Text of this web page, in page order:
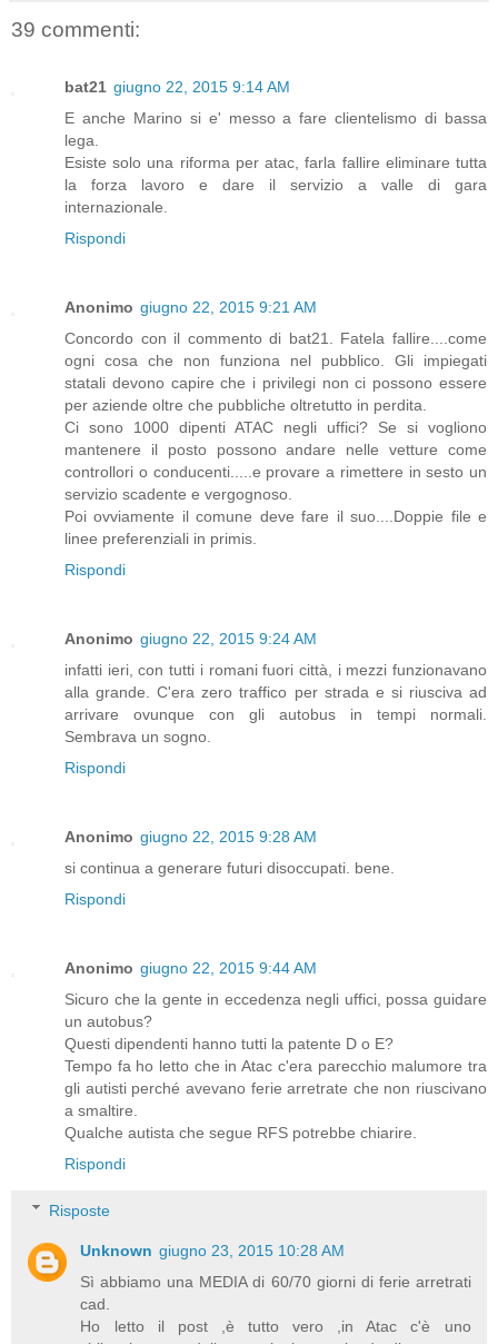
39 commenti:
bat21 giugno 22, 2015 9:14 AM
E anche Marino si e' messo a fare clientelismo di bassa
lega.
Esiste solo una riforma per atac, farla fallire eliminare tutta
la forza lavoro e dare il servizio a valle di gara
internazionale.
Rispondi
Anonimo giugno 22, 2015 9:21 AM
Concordo con il commento di bat21. Fatela fallire....come
ogni cosa che non funziona nel pubblico. Gli impiegati
statali devono capire che i privilegi non ci possono essere
per aziende oltre che pubbliche oltretutto in perdita.
Ci sono 1000 dipenti ATAC negli uffici? Se si vogliono
mantenere il posto possono andare nelle vetture come
controllori o conducenti.....e provare a rimettere in sesto un
servizio scadente e vergognoso.
Poi ovviamente il comune deve fare il suo....Doppie file e
linee preferenziali in primis.
Rispondi
Anonimo giugno 22, 2015 9:24 AM
infatti ieri, con tutti i romani fuori città, i mezzi funzionavano
alla grande. C'era zero traffico per strada e si riusciva ad
arrivare ovunque con gli autobus in tempi normali.
Sembrava un sogno.
Rispondi
Anonimo giugno 22, 2015 9:28 AM
si continua a generare futuri disoccupati. bene.
Rispondi
Anonimo giugno 22, 2015 9:44 AM
Sicuro che la gente in eccedenza negli uffici, possa guidare
un autobus?
Questi dipendenti hanno tutti la patente D o E?
Tempo fa ho letto che in Atac c'era parecchio malumore tra
gli autisti perché avevano ferie arretrate che non riuscivano
a smaltire.
Qualche autista che segue RFS potrebbe chiarire.
Rispondi
Risposte
Unknown giugno 23, 2015 10:28 AM
Sì abbiamo una MEDIA di 60/70 giorni di ferie arretrati
cad.
Ho letto il post ,è tutto vero ,in Atac c'è uno